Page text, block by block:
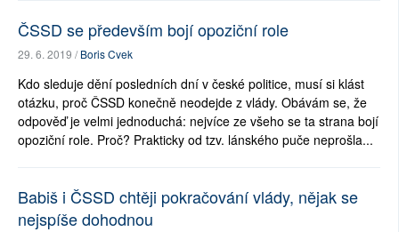
ČSSD se především bojí opoziční role
29. 6. 2019 /Boris Cvek
Kdo sleduje dění posledních dní v české politice, musí si klást
otázku, proč ČSSD konečně neodejde z vlády. Obávám se, že
odpověď je velmi jednoduchá: nejvíce ze všeho se ta strana bojí
opoziční role. Proč? Prakticky od tzv. lánského puče neprošla...
Babiš i ČSSD chtěji pokračování vlády, nějak se
nejspíše dohodnou